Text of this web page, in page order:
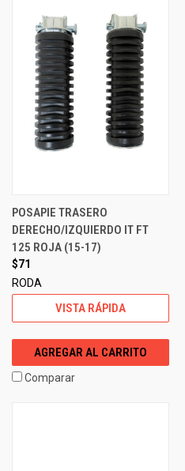
POSAPIE TRASERO
DERECHO/IZQUIERDO IT FT
125 ROJA (15-17)
$71
RODA
VISTA RÁPIDA
AGREGAR AL CARRITO
Comparar